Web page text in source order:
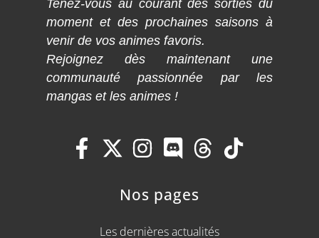
Tenez-vous au courant des sorties du
moment et des prochaines saisons à
venir de vos animes favoris.
Rejoignez dès maintenant une
communauté passionnée par les
mangas et les animes !
Nos pages
Les dernières actualités